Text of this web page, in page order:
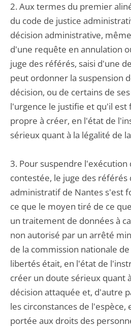
2. Aux termes du premier
du code de justice
décision administrative,
d'une requête en annulation
juge des référés, saisi d'une
peut ordonner la suspension
décision, ou de certains de
l'urgence le justifie et qu'il
propre à créer, en l'état de
sérieux quant à la légalité de
3. Pour suspendre l'exécution
contestée, le juge des référés
administratif de Nantes s'est
ce que le moyen tiré de ce
un traitement de données à
non autorisé par un arrêté
de la commission nationale
libertés était, en l'état de
créer un doute sérieux quant
décision attaquée et, d'autre
les circonstances de l'espèce,
portée aux droits des